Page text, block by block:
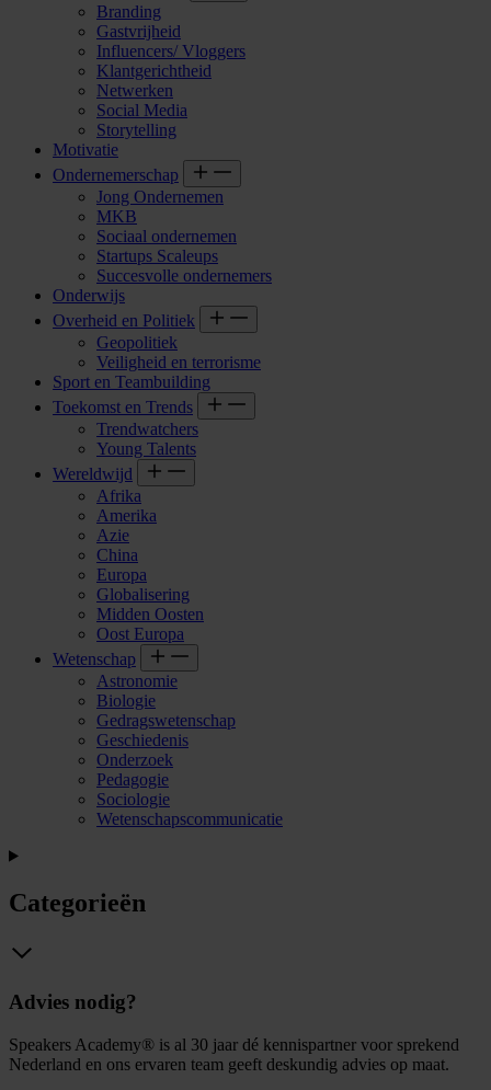
Branding
Gastvrijheid
Influencers/ Vloggers
Klantgerichtheid
Netwerken
Social Media
Storytelling
Motivatie
Ondernemerschap
Jong Ondernemen
MKB
Sociaal ondernemen
Startups Scaleups
Succesvolle ondernemers
Onderwijs
Overheid en Politiek
Geopolitiek
Veiligheid en terrorisme
Sport en Teambuilding
Toekomst en Trends
Trendwatchers
Young Talents
Wereldwijd
Afrika
Amerika
Azie
China
Europa
Globalisering
Midden Oosten
Oost Europa
Wetenschap
Astronomie
Biologie
Gedragswetenschap
Geschiedenis
Onderzoek
Pedagogie
Sociologie
Wetenschapscommunicatie
Categorieën
Advies nodig?
Speakers Academy® is al 30 jaar dé kennispartner voor sprekend
Nederland en ons ervaren team geeft deskundig advies op maat.